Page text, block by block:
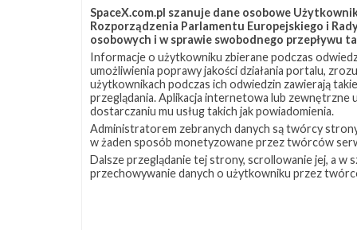
z
misją
Transporter-
2
–
30
czerwca
2021
Udany
start
SpaceX.com.pl szanuje dane osobowe
Rozporządzenia Parlamentu Europejskiego i
osobowych i w sprawie swobodnego przepływu
Informacje o użytkowniku zbierane podczas
umożliwienia poprawy jakości działania portalu,
użytkownikach podczas ich odwiedzin zawierają
przeglądania. Aplikacja internetowa lub
dostarczaniu mu usług takich jak powiadomienia.
Administratorem zebranych danych są twórcy
w żaden sposób monetyzowane przez twórców
Dalsze przeglądanie tej strony, scrollowanie jej, a w
przechowywanie danych o użytkowniku przez